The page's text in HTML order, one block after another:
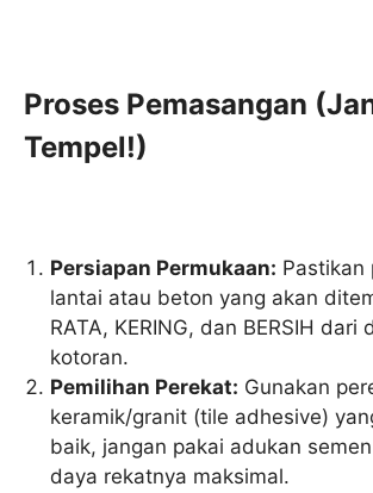
Proses Pemasangan
Tempel!)
Persiapan Permukaan: Pastikan
lantai atau beton yang akan
RATA, KERING, dan BERSIH dari
kotoran.
Pemilihan Perekat: Gunakan
keramik/granit (tile adhesive)
baik, jangan pakai adukan
daya rekatnya maksimal.